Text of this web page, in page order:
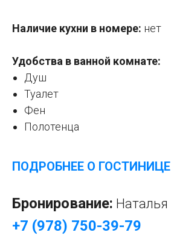
Наличие кухни в номере: нет
Удобства в ванной комнате:
Душ
Туалет
Фен
Полотенца
ПОДРОБНЕЕ О ГОСТИНИЦЕ
Бронирование: Наталья
+7 (978) 750-39-79